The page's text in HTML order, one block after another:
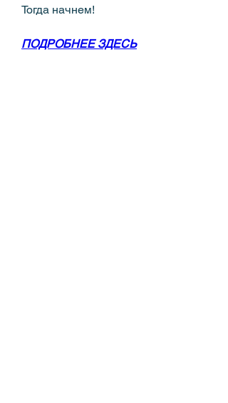
Тогда начнем!
ПОДРОБНЕЕ ЗДЕСЬ